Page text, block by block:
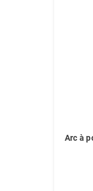
Arc à